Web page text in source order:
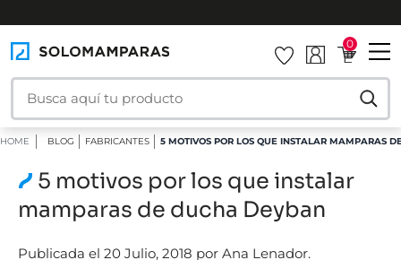
0
HOME BLOG FABRICANTES 5 MOTIVOS POR LOS QUE INSTALAR MAMPARAS
5 motivos por los que instalar
mamparas de ducha Deyban
Publicada el 20 Julio, 2018 por Ana Lenador.